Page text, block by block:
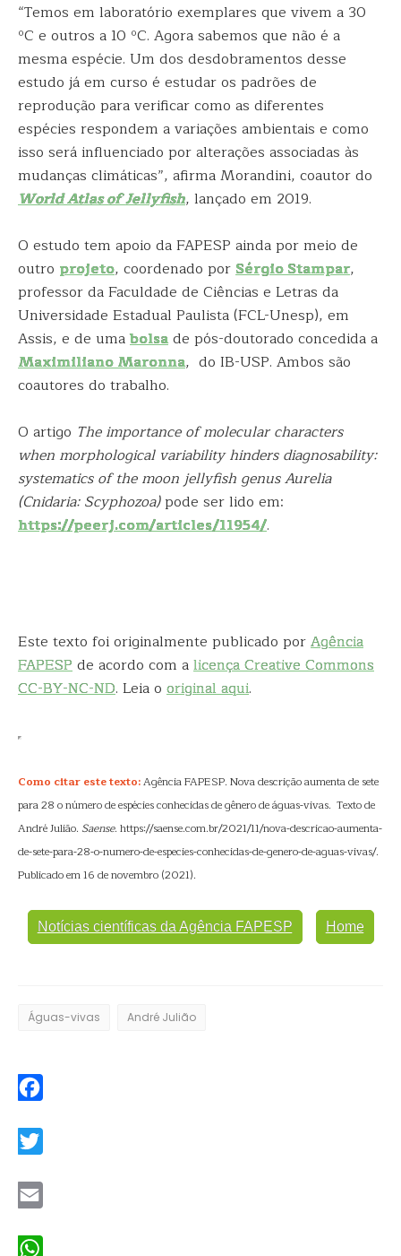
“Temos em laboratório exemplares que vivem a 30
ºC e outros a 10 ºC. Agora sabemos que não é a
mesma espécie. Um dos desdobramentos desse
estudo já em curso é estudar os padrões de
reprodução para verificar como as diferentes
espécies respondem a variações ambientais e como
isso será influenciado por alterações associadas às
mudanças climáticas”, afirma Morandini, coautor do
World Atlas of Jellyfish, lançado em 2019.
O estudo tem apoio da FAPESP ainda por meio de
outro projeto, coordenado porSérgio Stampar,
professor da Faculdade de Ciências e Letras da
Universidade Estadual Paulista (FCL-Unesp), em
Assis, e de umabolsade pós-doutorado concedida a
Maximiliano Maronna, do IB-USP. Ambos são
coautores do trabalho.
O artigo The importance of molecular characters
when morphological variability hinders diagnosability:
systematics of the moon jellyfish genus Aurelia
(Cnidaria: Scyphozoa)pode ser lido em:
https://peerj.com/articles/11954/.
Este texto foi originalmente publicado porAgência
FAPESPde acordo com alicença Creative Commons
CC-BY-NC-ND. Leia o original aqui.
Como citar este texto:Agência FAPESP. Nova descrição aumenta de sete
para 28 o número de espécies conhecidas de gênero de águas-vivas. Texto de
André Julião. Saense. https://saense.com.br/2021/11/nova-descricao-aumenta-
de-sete-para-28-o-numero-de-especies-conhecidas-de-genero-de-aguas-vivas/.
Publicado em 16 de novembro (2021).
Notícias científicas da Agência FAPESP Home
Águas-vivas André Julião